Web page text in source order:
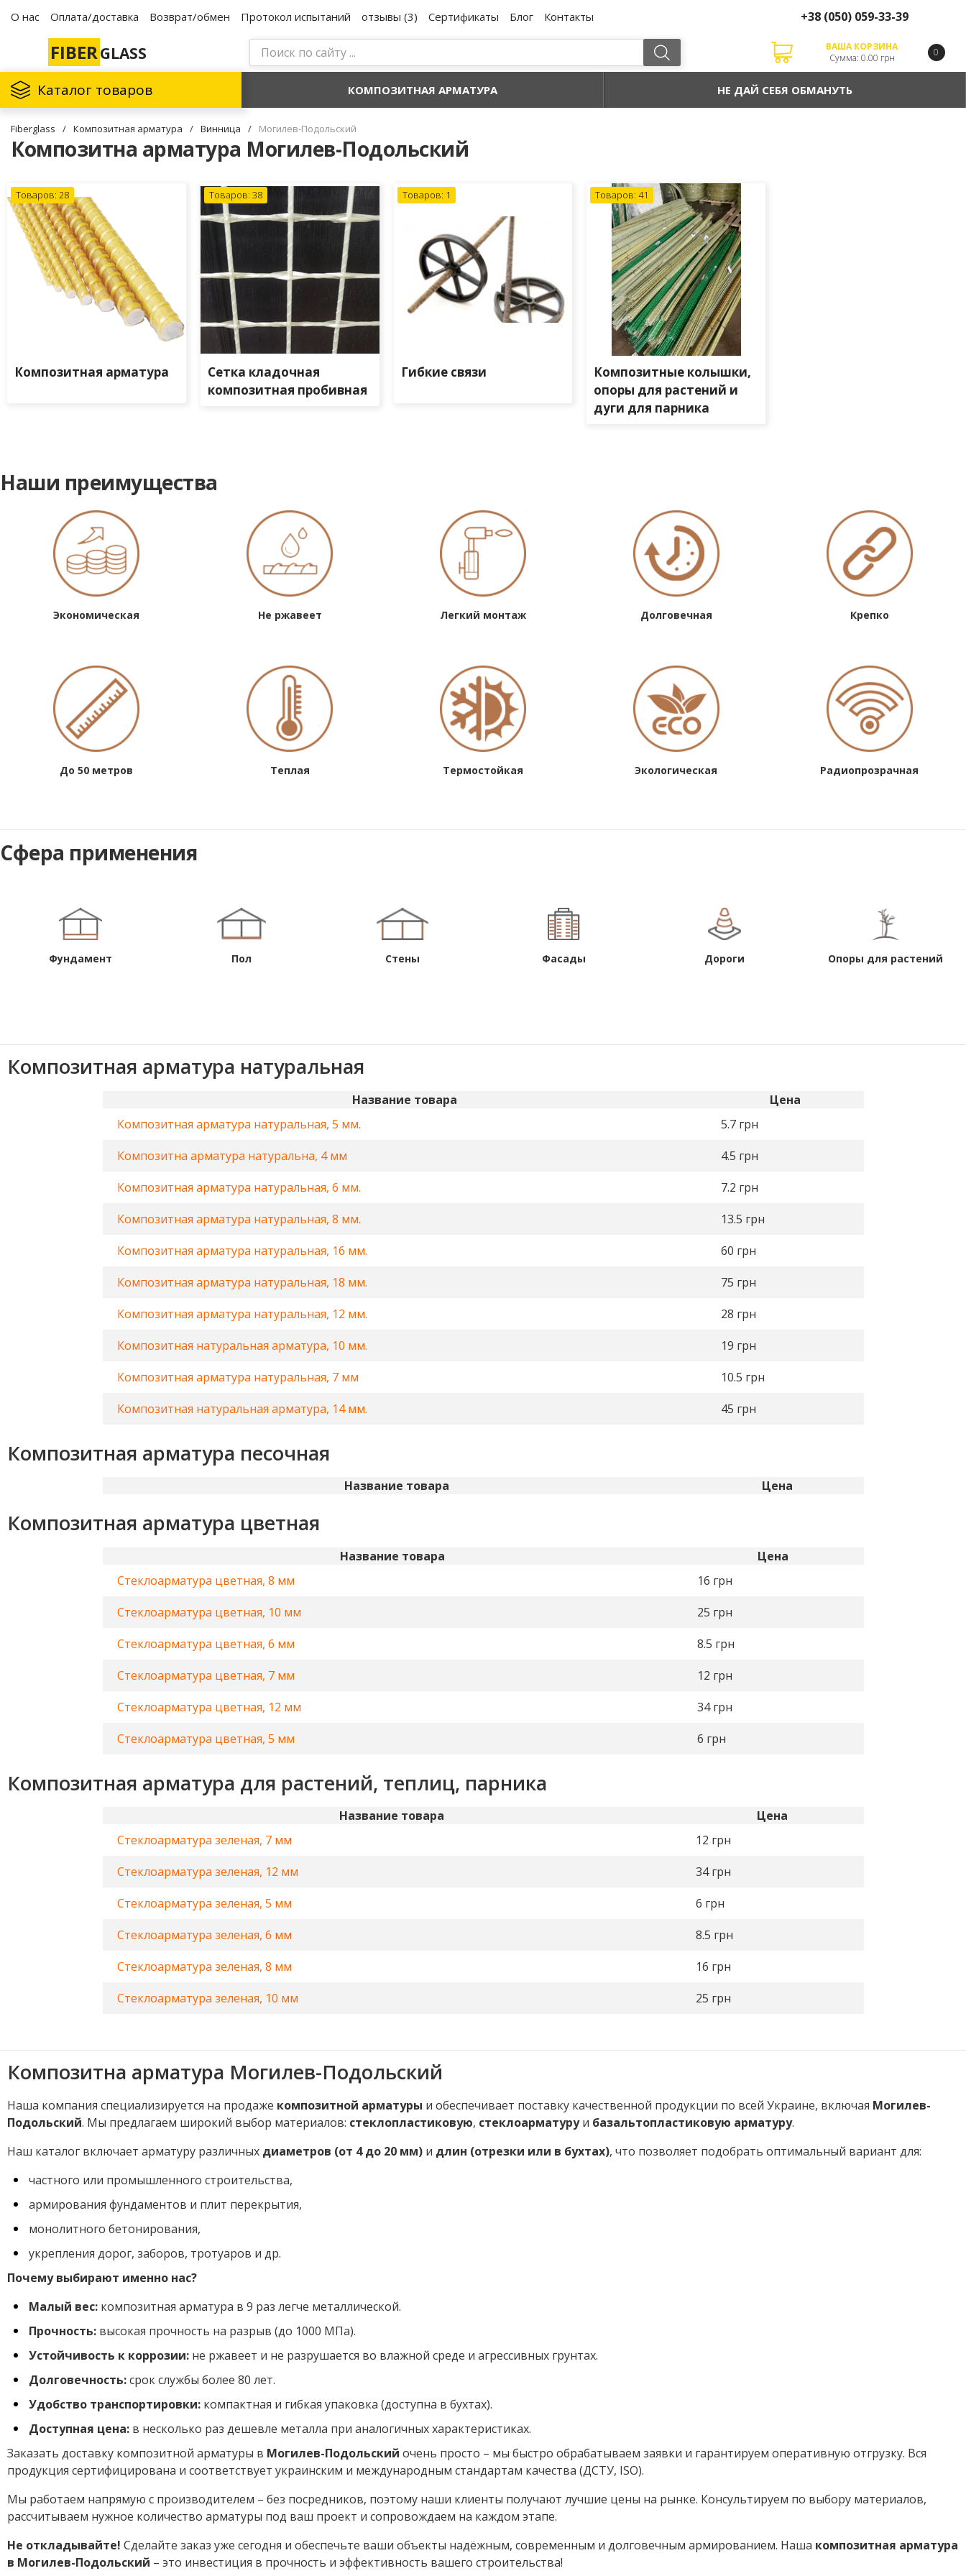
О нас Оплата/доставка Возврат/обмен Протокол испытаний отзывы (3) Сертификаты Блог Контакты +38 (050) 059-33-39
FIBERGLASS
ВАША КОРЗИНА
Сумма: 0.00 грн
0
Каталог товаров КОМПОЗИТНАЯ АРМАТУРА НЕ ДАЙ СЕБЯ ОБМАНУТЬ
Fiberglass / Композитная арматура / Винница / Могилев-Подольский
Композитна арматура Могилев-Подольский
Товаров: 28
Композитная арматура
Товаров: 38
Сетка кладочная
композитная пробивная
Товаров: 1
Гибкие связи
Товаров: 41
Композитные колышки,
опоры для растений и
дуги для парника
Наши преимущества
Экономическая Не ржавеет Легкий монтаж Долговечная Крепко
До 50 метров Теплая Термостойкая Экологическая Радиопрозрачная
Сфера применения
Фундамент Пол Стены Фасады Дороги Опоры для растений
Композитная арматура натуральная
Название товара
Цена
Композитная арматура натуральная, 5 мм.
5.7грн
Композитна арматура натуральна, 4 мм
4.5 грн
Композитная арматура натуральная, 6 мм.
7.2 грн
Композитная арматура натуральная, 8 мм.
13.5 грн
Композитная арматура натуральная, 16 мм.
60 грн
Композитная арматура натуральная, 18 мм.
75 грн
Композитная арматура натуральная, 12 мм.
28 грн
Композитная натуральная арматура, 10 мм.
19 грн
Композитная арматура натуральная, 7 мм
10.5 грн
Композитная натуральная арматура, 14 мм.
45 грн
Композитная арматура песочная
Название товара Цена
Композитная арматура цветная
Название товара
Цена
Стеклоарматура цветная, 8 мм
16 грн
Стеклоарматура цветная, 10 мм
25 грн
Стеклоарматура цветная, 6 мм
8.5 грн
Стеклоарматура цветная, 7 мм
12 грн
Стеклоарматура цветная, 12 мм
34грн
Стеклоарматура цветная, 5 мм
6 грн
Композитная арматура для растений, теплиц, парника
Название товара
Цена
Стеклоарматура зеленая, 7 мм
12 грн
Стеклоарматура зеленая, 12 мм
34грн
Стеклоарматура зеленая, 5 мм
6 грн
Стеклоарматура зеленая, 6 мм
8.5 грн
Стеклоарматура зеленая, 8 мм
16 грн
Стеклоарматура зеленая, 10 мм
25 грн
Композитна арматура Могилев-Подольский
Наша компания специализируется на продаже композитной арматуры и обеспечивает поставку качественной продукции по всей Украине, включая Могилев-
Подольский. Мы предлагаем широкий выбор материалов: стеклопластиковую, стеклоарматуруи базальтопластиковую арматуру.
Наш каталог включает арматуру различных диаметров (от 4 до 20 мм) и длин (отрезки или в бухтах), что позволяет подобрать оптимальный вариант для:
частного или промышленного строительства,
армирования фундаментов и плит перекрытия,
монолитного бетонирования,
укрепления дорог, заборов, тротуаров и др.
Почему выбирают именно нас?
Малый вес: композитная арматура в 9 раз легче металлической.
Прочность: высокая прочность на разрыв (до 1000 МПа).
Устойчивость к коррозии: не ржавеет и не разрушается во влажной среде и агрессивных грунтах.
Долговечность:срок службы более 80 лет.
Удобство транспортировки: компактная и гибкая упаковка (доступна в бухтах).
Доступная цена: в несколько раз дешевле металла при аналогичных характеристиках.
Заказать доставку композитной арматуры в Могилев-Подольский очень просто – мы быстро обрабатываем заявки и гарантируем оперативную отгрузку. Вся
продукция сертифицирована и соответствует украинским и международным стандартам качества (ДСТУ, ISO).
Мы работаем напрямую с производителем – без посредников, поэтому наши клиенты получают лучшие цены на рынке. Консультируем по выбору материалов,
рассчитываем нужное количество арматуры под ваш проект и сопровождаем на каждом этапе.
Не откладывайте! Сделайте заказ уже сегодня и обеспечьте ваши объекты надёжным, современным и долговечным армированием. Наша композитная арматура
в Могилев-Подольский – это инвестиция в прочность и эффективность вашего строительства!